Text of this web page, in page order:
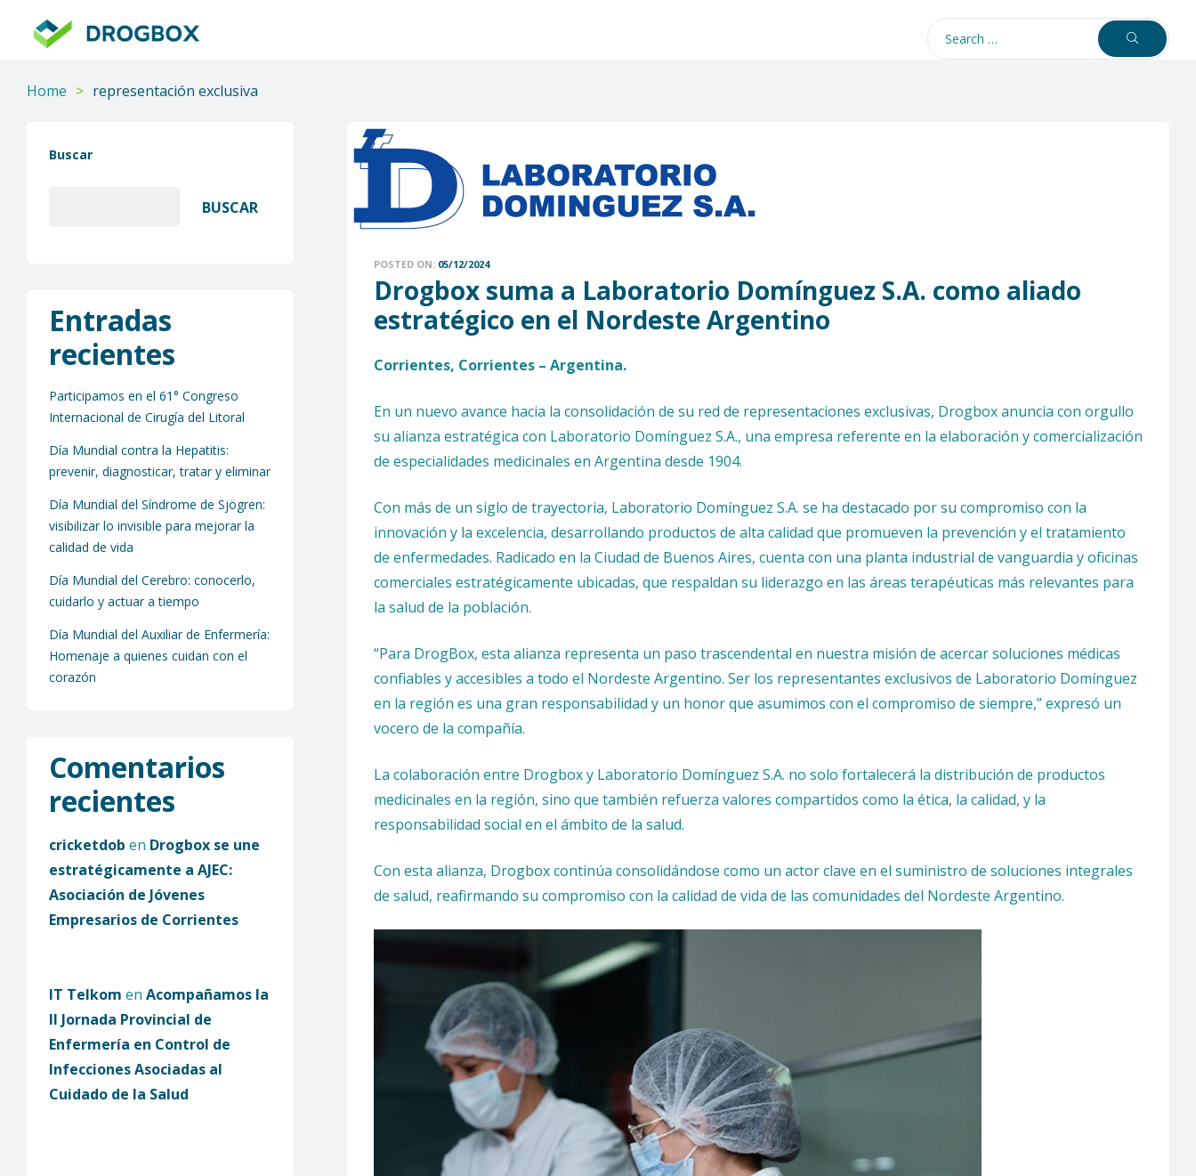
Home > representación exclusiva
POSTED ON: 05/12/2024
Drogbox suma a Laboratorio Domínguez S.A. como aliado
estratégico en el Nordeste Argentino
Corrientes, Corrientes – Argentina.
En un nuevo avance hacia la consolidación de su red de representaciones exclusivas, Drogbox anuncia con orgullo
su alianza estratégica con Laboratorio Domínguez S.A., una empresa referente en la elaboración y comercialización
de especialidades medicinales en Argentina desde 1904.
Con más de un siglo de trayectoria, Laboratorio Domínguez S.A. se ha destacado por su compromiso con la
innovación y la excelencia, desarrollando productos de alta calidad que promueven la prevención y el tratamiento
de enfermedades. Radicado en la Ciudad de Buenos Aires, cuenta con una planta industrial de vanguardia y oficinas
comerciales estratégicamente ubicadas, que respaldan su liderazgo en las áreas terapéuticas más relevantes para
la salud de la población.
“Para DrogBox, esta alianza representa un paso trascendental en nuestra misión de acercar soluciones médicas
confiables y accesibles a todo el Nordeste Argentino. Ser los representantes exclusivos de Laboratorio Domínguez
en la región es una gran responsabilidad y un honor que asumimos con el compromiso de siempre,” expresó un
vocero de la compañía.
La colaboración entre Drogbox y Laboratorio Domínguez S.A. no solo fortalecerá la distribución de productos
medicinales en la región, sino que también refuerza valores compartidos como la ética, la calidad, y la
responsabilidad social en el ámbito de la salud.
Con esta alianza, Drogbox continúa consolidándose como un actor clave en el suministro de soluciones integrales
de salud, reafirmando su compromiso con la calidad de vida de las comunidades del Nordeste Argentino.
Buscar
BUSCAR
Entradas
recientes
Participamos en el 61° Congreso
Internacional de Cirugía del Litoral
Día Mundial contra la Hepatitis:
prevenir, diagnosticar, tratar y eliminar
Día Mundial del Síndrome de Sjögren:
visibilizar lo invisible para mejorar la
calidad de vida
Día Mundial del Cerebro: conocerlo,
cuidarlo y actuar a tiempo
Día Mundial del Auxiliar de Enfermería:
Homenaje a quienes cuidan con el
corazón
Comentarios
recientes
cricketdob en Drogbox se une
estratégicamente a AJEC:
Asociación de Jóvenes
Empresarios de Corrientes
IT Telkom en Acompañamos la
II Jornada Provincial de
Enfermería en Control de
Infecciones Asociadas al
Cuidado de la Salud